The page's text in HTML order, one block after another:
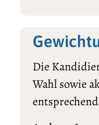
Die
Wahl sowie